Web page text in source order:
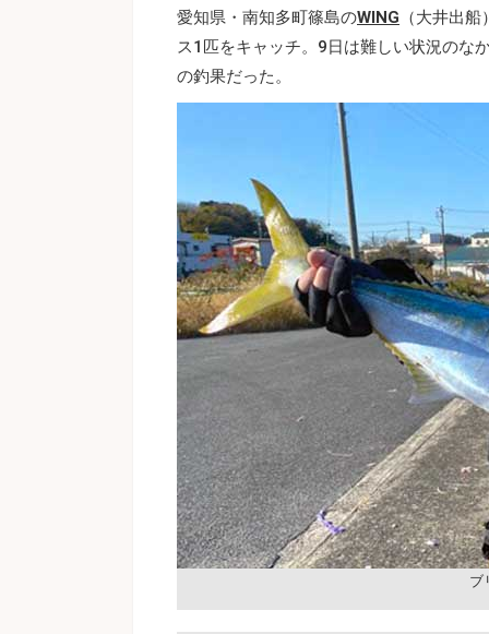
愛知県・南知多町篠島のWING （大井出
ス1匹をキャッチ。9日は難しい状況のな
の釣果だった。
ブ